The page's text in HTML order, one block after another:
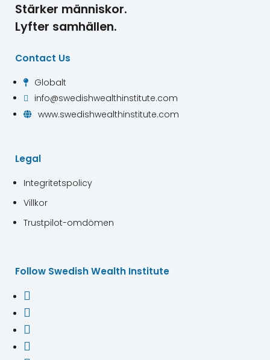
Stärker människor.
Lyfter samhällen.
Contact Us
 Globalt
 info@swedishwealthinstitute.com
 www.swedishwealthinstitute.com
Legal
Integritetspolicy
Villkor
Trustpilot-omdömen
Follow Swedish Wealth Institute



